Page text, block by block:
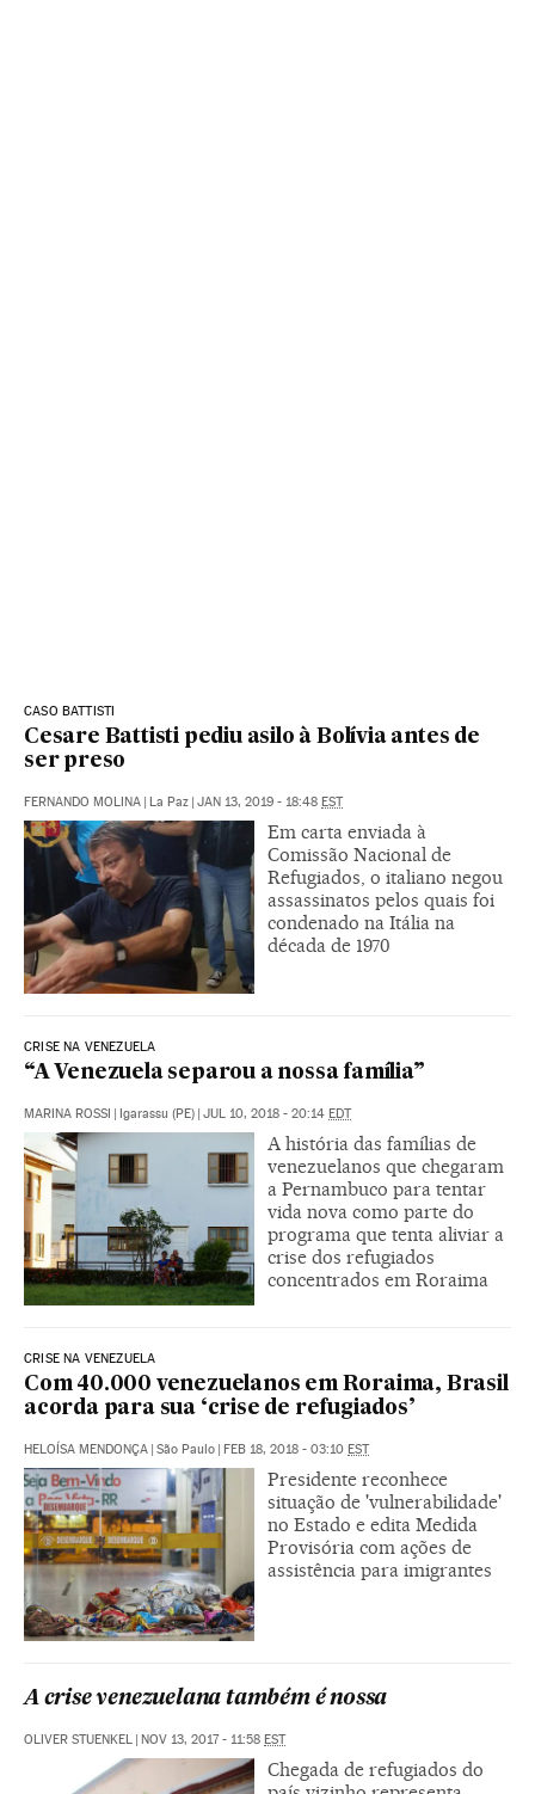
CASO BATTISTI
Cesare Battisti pediu asilo à Bolívia antes de
ser preso
FERNANDO MOLINA La Paz JAN 13, 2019 - 18:48 EST
Em carta enviada à
Comissão Nacional de
Refugiados, o italiano negou
assassinatos pelos quais foi
condenado na Itália na
década de 1970
CRISE NA VENEZUELA
“A Venezuela separou a nossa família”
MARINA ROSSI Igarassu (PE) JUL 10, 2018 - 20:14 EDT
A história das famílias de
venezuelanos que chegaram
a Pernambuco para tentar
vida nova como parte do
programa que tenta aliviar a
crise dos refugiados
concentrados em Roraima
CRISE NA VENEZUELA
Com 40.000 venezuelanos em Roraima, Brasil
acorda para sua ‘crise de refugiados’
HELOÍSA MENDONÇA São Paulo FEB 18, 2018 - 03:10 EST
Presidente reconhece
situação de 'vulnerabilidade'
no Estado e edita Medida
Provisória com ações de
assistência para imigrantes
A crise venezuelana também é nossa
OLIVER STUENKEL | NOV 13, 2017 - 11:58 EST
Chegada de refugiados do